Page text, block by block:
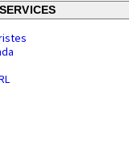
SERVICES